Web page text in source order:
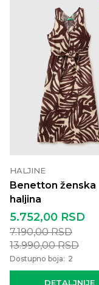
HALJINE
Benetton ženska
haljina
DETALJNIJE
5.752,00 RSD
7.190,00RSD
13.990,00RSD
Dostupno boja: 2